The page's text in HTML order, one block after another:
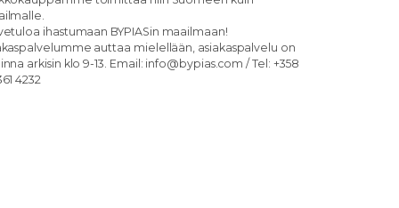
ihastumaan BYPIASin maailmaan!
auttaa mielellään, asiakaspalvelu on
arkisin klo 9-13. Email: info@bypias.com / Tel: +358
4232